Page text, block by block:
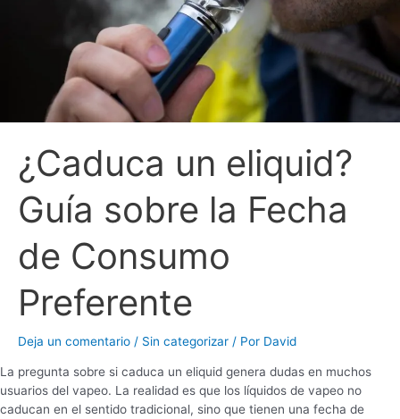
¿Caduca un eliquid?
Guía sobre la Fecha
de Consumo
Preferente
Deja un comentario / Sin categorizar / Por David
La pregunta sobre si caduca un eliquid genera dudas en muchos
usuarios del vapeo. La realidad es que los líquidos de vapeo no
caducan en el sentido tradicional, sino que tienen una fecha de